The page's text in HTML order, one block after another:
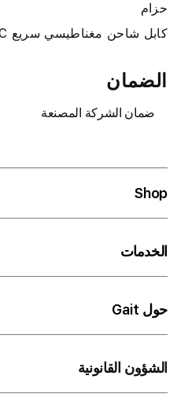
حزام
كابل شاحن مغناطيسي سريع USB-C (1 متر)
الضمان
ضمان الشركة المصنعة
Shop
الخدمات
حول Gait
الشؤون القانونية